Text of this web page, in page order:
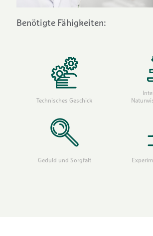
Benötigte Fähigkeiten:
Technisches Geschick
Geduld und Sorgfalt